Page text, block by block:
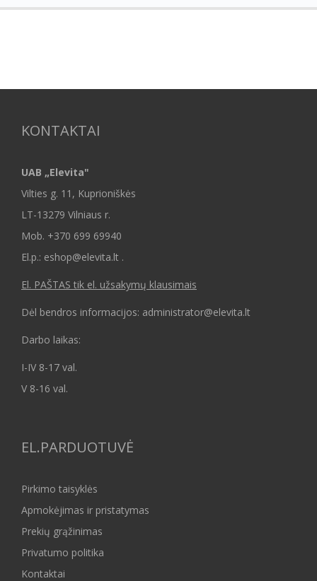
KONTAKTAI
UAB „Elevita"
Vilties g. 11, Kuprioniškės
LT-13279 Vilniaus r.
Mob. +370 699 69940
El.p.: eshop@elevita.lt .
El. PAŠTAS tik el. užsakymų klausimais
Dėl bendros informacijos: administrator@elevita.lt
Darbo laikas:
I-IV 8-17 val.
V 8-16 val.
EL.PARDUOTUVĖ
Pirkimo taisyklės
Apmokėjimas ir pristatymas
Prekių grąžinimas
Privatumo politika
Kontaktai